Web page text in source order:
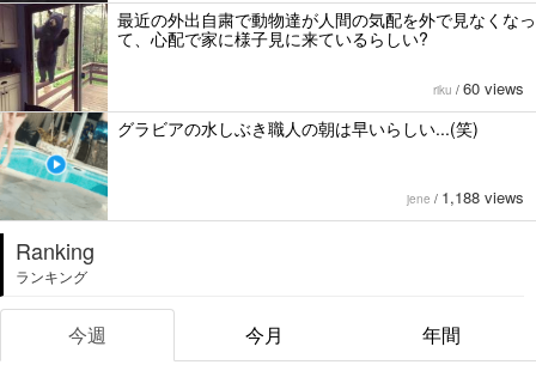
最近の外出自粛で動物達が人間の気配を外で見なくなっ
て、心配で家に様子見に来ているらしい?
riku / 60 views
グラビアの水しぶき職人の朝は早いらしい...(笑)
jene / 1,188 views
Ranking
ランキング
今週 今月 年間